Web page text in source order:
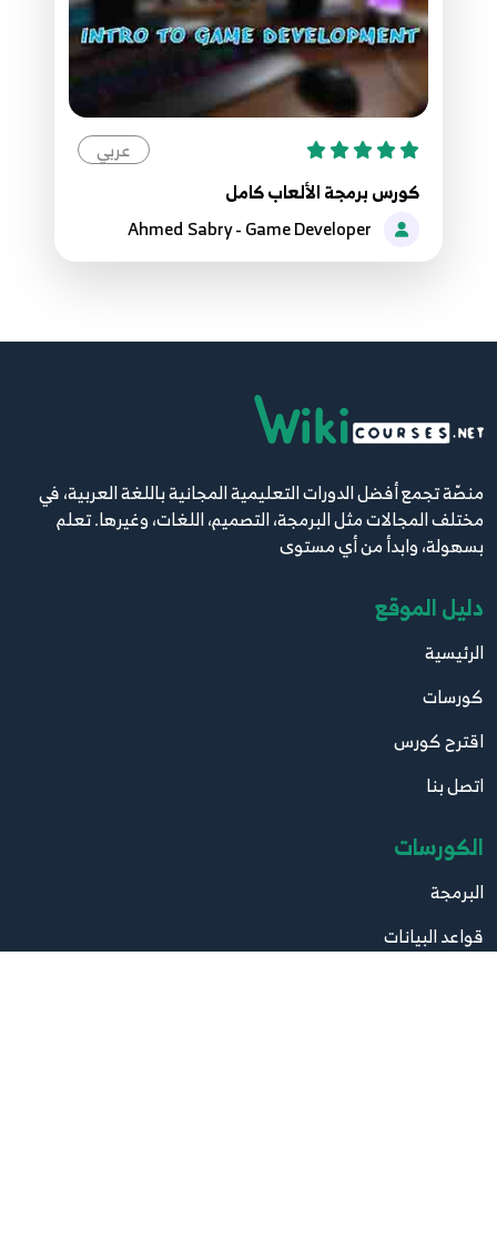
107
98.98. برمجة قواعد البيانات - إنشاء نسخة
احتياطية لقاعدة البيانات Backup Database to
Disk
108
99.99. برمجة قواعد البيانات - استعادة نسخة
احتياطية لقاعدة البيانات- Restore Database
From Disk
10:46
عربي
كورس برمجة الألعاب كامل
منصّة تجمع أفضل الدورات التعليمية المجانية باللغة العربية، في
مختلف المجالات مثل البرمجة، التصميم، اللغات، وغيرها. تعلم
بسهولة، وابدأ من أي مستوى
دليل الموقع
الرئيسية
كورسات
اقترح كورس
اتصل بنا
الكورسات
البرمجة
قواعد البيانات